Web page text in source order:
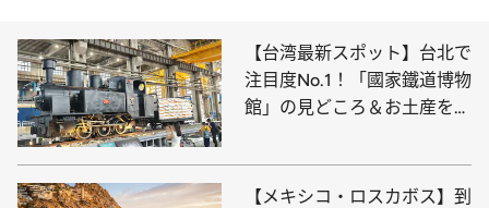
【台湾最新スポット】台北で
注目度No.1！「國家鐵道博物
館」の見どころ＆お土産をご
【メキシコ・ロスカボス】到